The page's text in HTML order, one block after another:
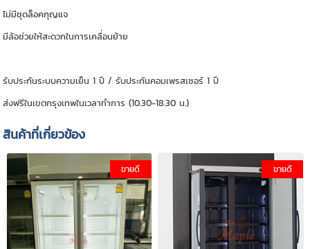
ไม่มีชุดล็อคกุญแจ
มีล้อช่วยให้สะดวกในการเคลื่อนย้าย
รับประกันระบบความเย็น 1 ปี / รับประกันคอมเพรสเซอร์ 1 ปี
ส่งฟรีในเขตกรุงเทพในเวลาทำการ (10.30-18.30 น.)
สินค้าที่เกี่ยวข้อง
ขายดี ขายดี